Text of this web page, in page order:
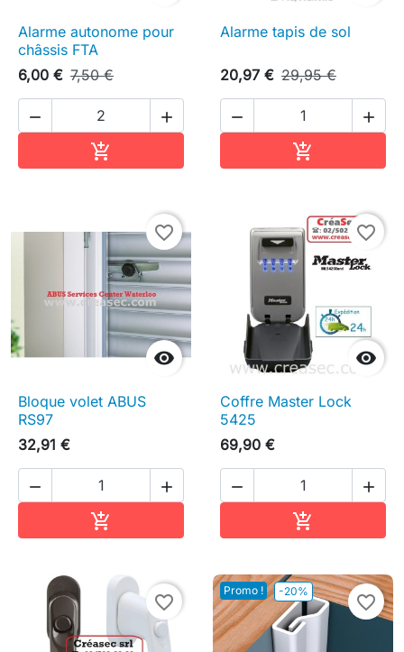
Alarme autonome pour
châssis FTA
6,00 € 7,50 €
 

Alarme tapis de sol
20,97 € 29,95 €
 


favorite_border
Bloque volet ABUS
RS97
32,91 €
 


favorite_border
Coffre Master Lock
5425
69,90 €
 

favorite_border
Promo ! -20%
favorite_border